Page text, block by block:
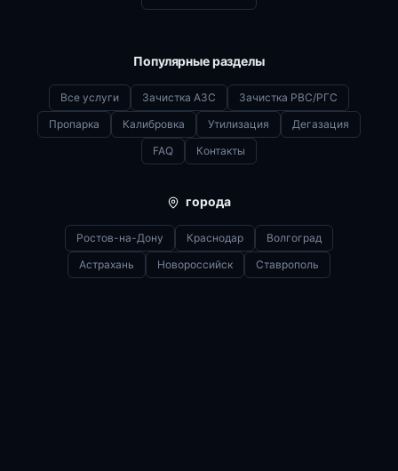
Популярные разделы
Все услуги Зачистка АЗС
Зачистка РВС/РГС
Пропарка
Калибровка Утилизация
Дегазация
FAQ
Контакты
города
Ростов-на-Дону Краснодар
Волгоград
Астрахань
Новороссийск Ставрополь